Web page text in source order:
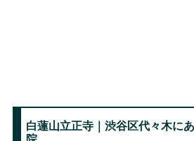
白蓮山立正寺｜渋谷区代々木に